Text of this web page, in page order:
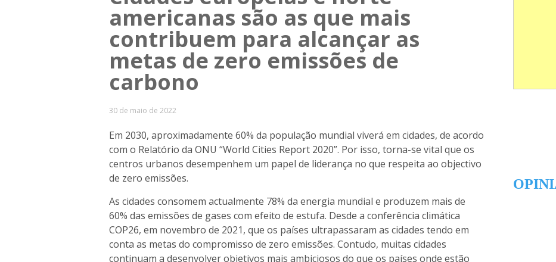
americanas são as que mais
contribuem para alcançar as
metas de zero emissões de
carbono
30 de maio de 2022
Em 2030, aproximadamente 60% da população mundial viverá em cidades, de acordo
com o Relatório da ONU “World Cities Report 2020”. Por isso, torna-se vital que os
centros urbanos desempenhem um papel de liderança no que respeita ao objectivo
de zero emissões.
As cidades consomem actualmente 78% da energia mundial e produzem mais de
60% das emissões de gases com efeito de estufa. Desde a conferência climática
COP26, em novembro de 2021, que os países ultrapassaram as cidades tendo em
conta as metas do compromisso de zero emissões. Contudo, muitas cidades
continuam a desenvolver objetivos mais ambiciosos do que os países onde estão